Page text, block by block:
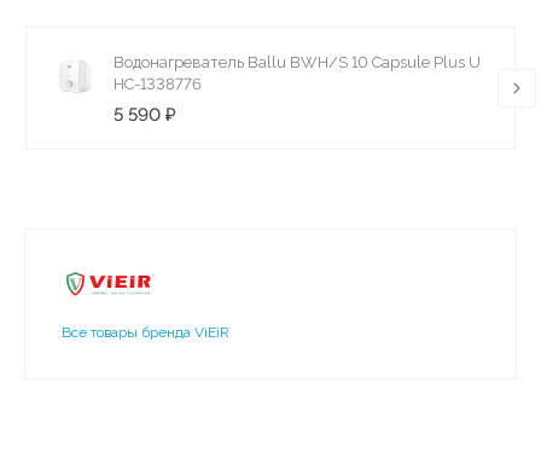
Водонагреватель Ballu BWH/S 10 Capsule Plus U
НС-1338776
5 590 ₽
Все товары бренда ViEiR